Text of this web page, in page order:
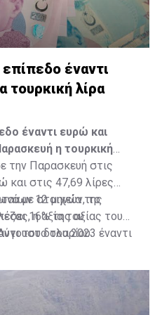
έναντι
τουρκική λίρα
έναντι ευρώ και
η τουρκική
την Παρασκευή στις
και στις 47,69 λίρες
με στοιχεία της
η αξία του
του 2023 έναντι
12 μηνών, το
16% της αξίας του
του δολαρίου.